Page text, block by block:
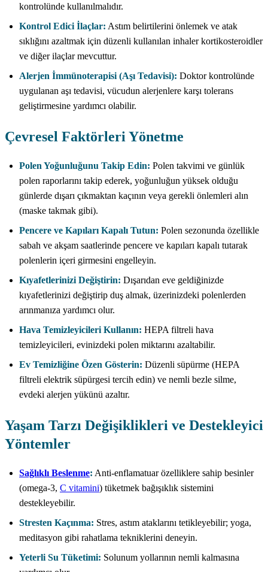
kontrolünde kullanılmalıdır.
Kontrol Edici İlaçlar: Astım belirtilerini önlemek ve atak
sıklığını azaltmak için düzenli kullanılan inhaler kortikosteroidler
ve diğer ilaçlar mevcuttur.
Alerjen İmmünoterapisi (Aşı Tedavisi): Doktor kontrolünde
uygulanan aşı tedavisi, vücudun alerjenlere karşı tolerans
geliştirmesine yardımcı olabilir.
Çevresel Faktörleri Yönetme
Polen Yoğunluğunu Takip Edin: Polen takvimi ve günlük
polen raporlarını takip ederek, yoğunluğun yüksek olduğu
günlerde dışarı çıkmaktan kaçının veya gerekli önlemleri alın
(maske takmak gibi).
Pencere ve Kapıları Kapalı Tutun: Polen sezonunda özellikle
sabah ve akşam saatlerinde pencere ve kapıları kapalı tutarak
polenlerin içeri girmesini engelleyin.
Kıyafetlerinizi Değiştirin: Dışarıdan eve geldiğinizde
kıyafetlerinizi değiştirip duş almak, üzerinizdeki polenlerden
arınmanıza yardımcı olur.
Hava Temizleyicileri Kullanın: HEPA filtreli hava
temizleyicileri, evinizdeki polen miktarını azaltabilir.
Ev Temizliğine Özen Gösterin: Düzenli süpürme (HEPA
filtreli elektrik süpürgesi tercih edin) ve nemli bezle silme,
evdeki alerjen yükünü azaltır.
Yaşam Tarzı Değişiklikleri ve Destekleyici
Yöntemler
Sağlıklı Beslenme: Anti-enflamatuar özelliklere sahip besinler
(omega-3, C vitamini) tüketmek bağışıklık sistemini
destekleyebilir.
Stresten Kaçınma: Stres, astım ataklarını tetikleyebilir; yoga,
meditasyon gibi rahatlama tekniklerini deneyin.
Yeterli Su Tüketimi: Solunum yollarının nemli kalmasına